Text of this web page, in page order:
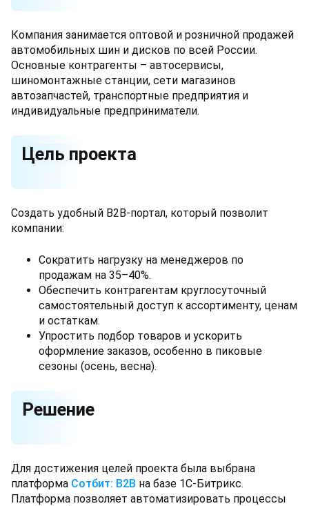
Компания занимается оптовой и розничной продажей
автомобильных шин и дисков по всей России.
Основные контрагенты – автосервисы,
шиномонтажные станции, сети магазинов
автозапчастей, транспортные предприятия и
индивидуальные предприниматели.
Цель проекта
Создать удобный B2B-портал, который позволит
компании:
Сократить нагрузку на менеджеров по
продажам на 35–40%.
Обеспечить контрагентам круглосуточный
самостоятельный доступ к ассортименту, ценам
и остаткам.
Упростить подбор товаров и ускорить
оформление заказов, особенно в пиковые
сезоны (осень, весна).
Решение
Для достижения целей проекта была выбрана
платформа Сотбит: B2B на базе 1С-Битрикс.
Платформа позволяет автоматизировать процессы